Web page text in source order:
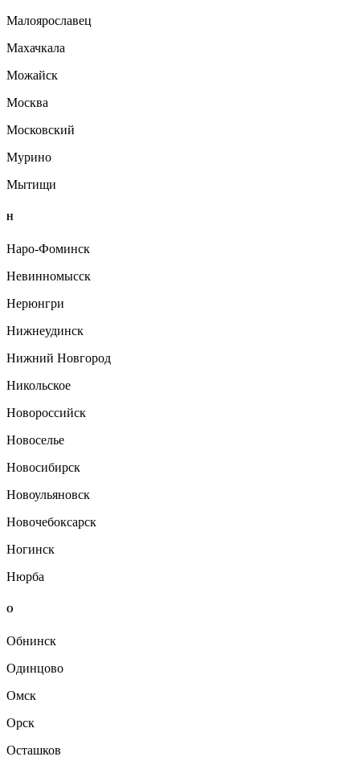
Малоярославец
Махачкала
Можайск
Москва
Московский
Мурино
Мытищи
Н
Наро-Фоминск
Невинномысск
Нерюнгри
Нижнеудинск
Нижний Новгород
Никольское
Новороссийск
Новоселье
Новосибирск
Новоульяновск
Новочебоксарск
Ногинск
Нюрба
О
Обнинск
Одинцово
Омск
Орск
Осташков